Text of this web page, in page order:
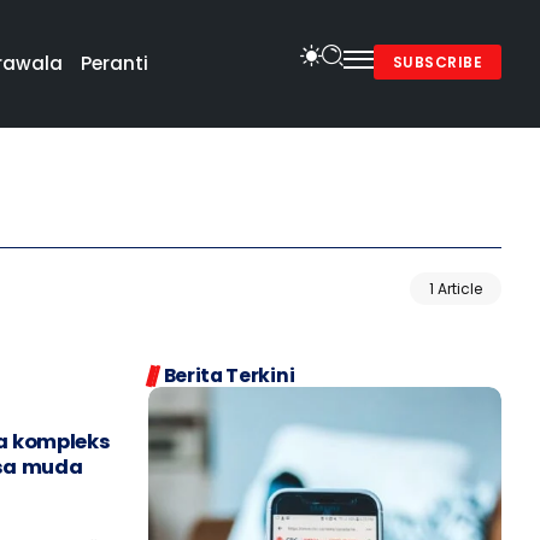
Peranti SUBSCRIBE
1 Article
kompleks
muda
Berita Terkini